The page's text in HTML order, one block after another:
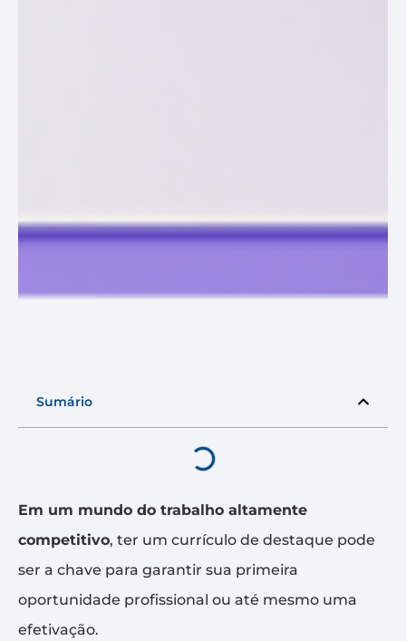
Sumário
Em um mundo do trabalho altamente
competitivo, ter um currículo de destaque pode
ser a chave para garantir sua primeira
oportunidade profissional ou até mesmo uma
efetivação.